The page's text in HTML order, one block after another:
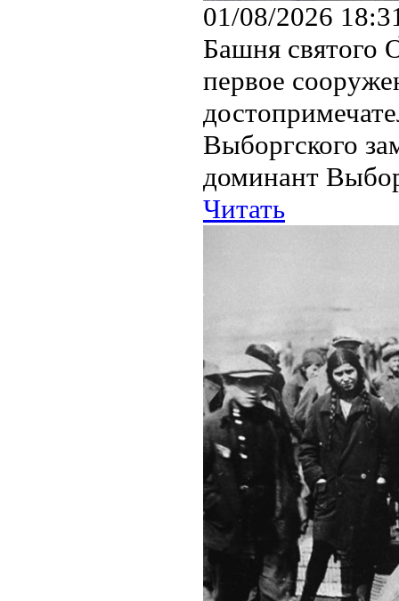
01/08/2026
Башня святого
первое
Выборгского
доминант
Читать